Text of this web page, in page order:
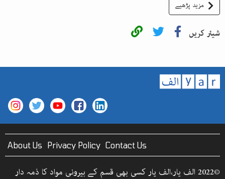
مزید پڑھیے
شیئر کریں
About Us Privacy Policy Contact Us
©2022 الف یار،الف یار کسی بھی قسم کے بیرونی مواد کا ذمہ دار